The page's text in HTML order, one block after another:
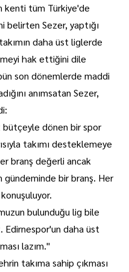
kenti tüm Türkiye'de
belirten Sezer, yaptığı
daha üst liglerde
hak ettiğini dile
son dönemlerde maddi
anımsatan Sezer,
dönen bir spor
takımı desteklemeye
branş değerli ancak
bir branş. Her
bulunduğu lig bile
Edirnespor'un daha üst
lazım."
takıma sahip çıkması